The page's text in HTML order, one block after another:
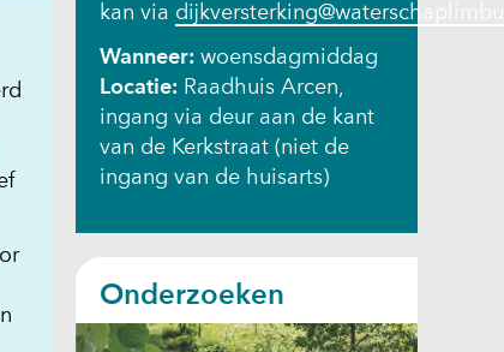
kan via
Wanneer: woensdagmiddag
Locatie: Raadhuis Arcen,
ingang via deur aan de kant
van de Kerkstraat (niet de
ingang van de huisarts)
Onderzoeken